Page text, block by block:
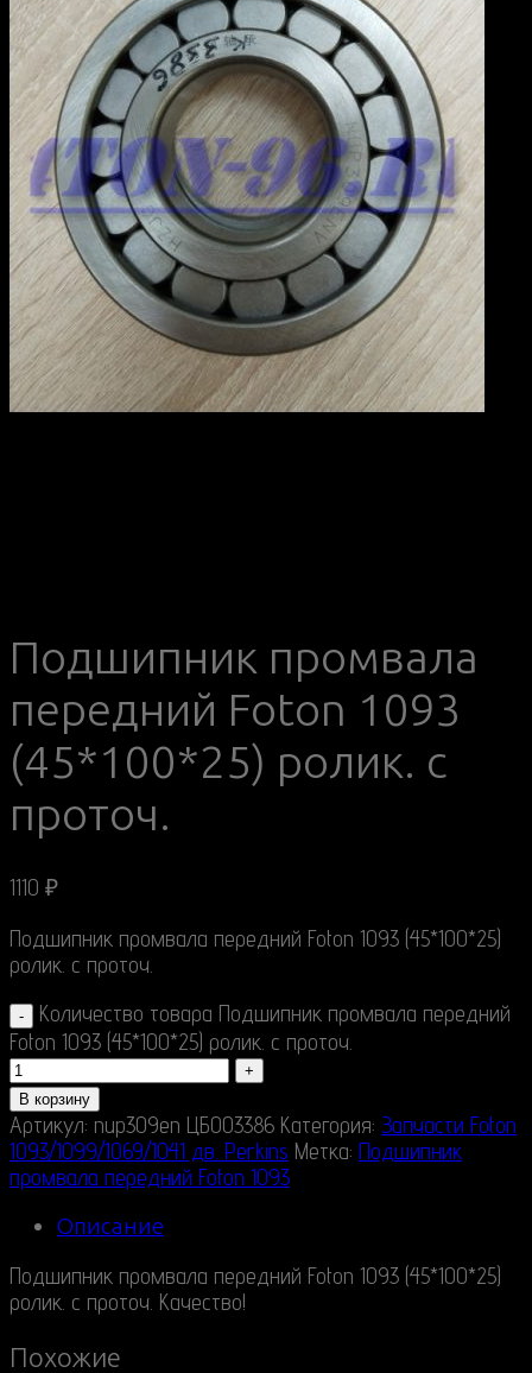
Подшипник промвала
передний Foton 1093
(45*100*25) ролик. с
проточ.
1110 ₽
Подшипник промвала передний Foton 1093 (45*100*25)
ролик. с проточ.
Количество товара Подшипник промвала передний
Foton 1093 (45*100*25) ролик. с проточ.
В корзину
Артикул: nup309en ЦБ003386 Категория: Запчасти Foton
1093/1099/1069/1041 дв. Perkins Метка: Подшипник
промвала передний Foton 1093
Описание
Подшипник промвала передний Foton 1093 (45*100*25)
ролик. с проточ. Качество!
Похожие